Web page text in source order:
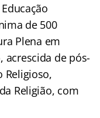
de 500
Plena em
acrescida de pós-
Religioso,
Religião, com